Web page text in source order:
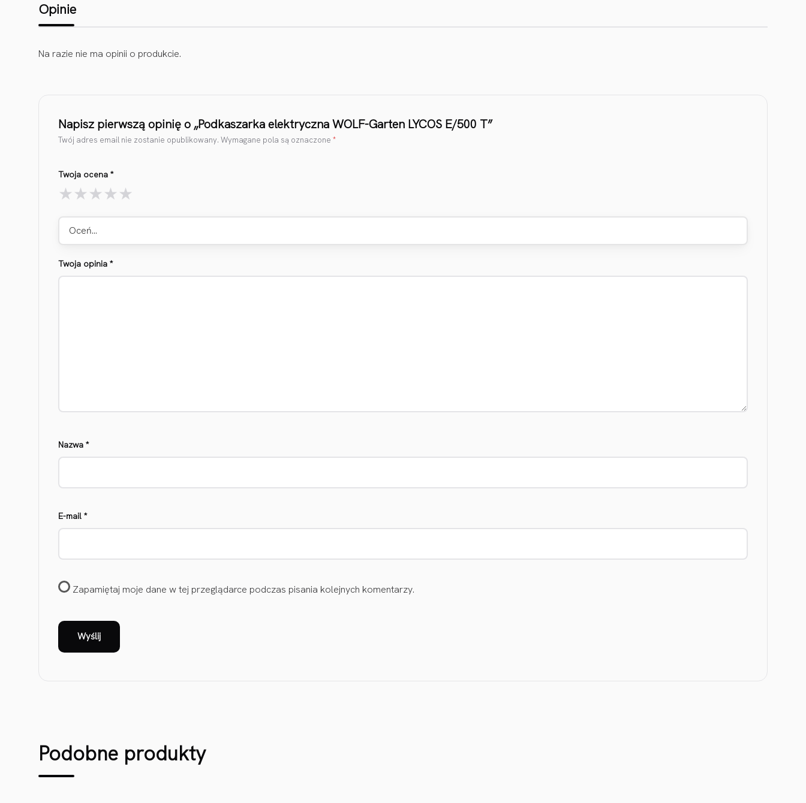
Opinie
Na razie nie ma opinii o produkcie.
Napisz pierwszą opinię o „Podkaszarka elektryczna WOLF-Garten LYCOS E/500 T”
Twój adres email nie zostanie opublikowany. Wymagane pola są oznaczone *
Twoja ocena *
Oceń…
Twoja opinia *
Nazwa *
E-mail *
Zapamiętaj moje dane w tej przeglądarce podczas pisania kolejnych komentarzy.
Podobne produkty